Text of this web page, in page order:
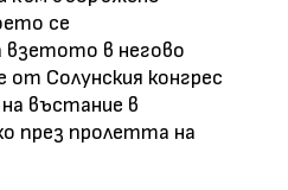
се
в негово
Солунския конгрес
въстание в
през пролетта на